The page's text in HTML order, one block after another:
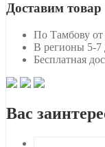
Доставим товар
По Тамбову от
В регионы 5-7
Бесплатная
Вас